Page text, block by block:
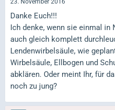
23. November 2016
Danke Euch!!!
Ich denke, wenn sie einmal
auch gleich komplett
Lendenwirbelsäule, wie
Wirbelsäule, Ellbogen und
abklären. Oder meint Ihr, für
noch zu jung?